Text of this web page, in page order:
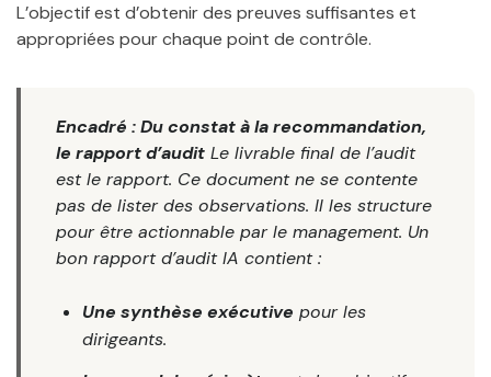
L’objectif est d’obtenir des preuves suffisantes et
appropriées pour chaque point de contrôle.
Encadré : Du constat à la recommandation,
le rapport d’audit Le livrable final de l’audit
est le rapport. Ce document ne se contente
pas de lister des observations. Il les structure
pour être actionnable par le management. Un
bon rapport d’audit IA contient :
Une synthèse exécutive pour les
dirigeants.